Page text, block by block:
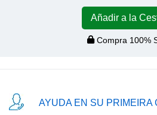
Añadir a la
Compra 100%
AYUDA EN SU PRIMEIRA